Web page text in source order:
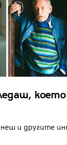
и другите